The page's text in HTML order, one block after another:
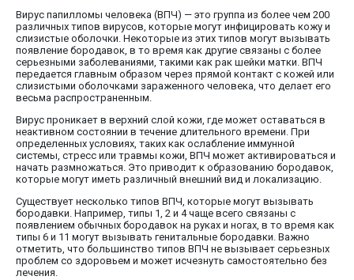
Вирус папилломы человека (ВПЧ) — это группа из более чем 200
различных типов вирусов, которые могут инфицировать кожу и
слизистые оболочки. Некоторые из этих типов могут вызывать
появление бородавок, в то время как другие связаны с более
серьезными заболеваниями, такими как рак шейки матки. ВПЧ
передается главным образом через прямой контакт с кожей или
слизистыми оболочками зараженного человека, что делает его
весьма распространенным.
Вирус проникает в верхний слой кожи, где может оставаться в
неактивном состоянии в течение длительного времени. При
определенных условиях, таких как ослабление иммунной
системы, стресс или травмы кожи, ВПЧ может активироваться и
начать размножаться. Это приводит к образованию бородавок,
которые могут иметь различный внешний вид и локализацию.
Существует несколько типов ВПЧ, которые могут вызывать
бородавки. Например, типы 1, 2 и 4 чаще всего связаны с
появлением обычных бородавок на руках и ногах, в то время как
типы 6 и 11 могут вызывать генитальные бородавки. Важно
отметить, что большинство типов ВПЧ не вызывает серьезных
проблем со здоровьем и может исчезнуть самостоятельно без
лечения.